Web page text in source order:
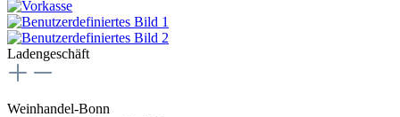
Ladengeschäft
Weinhandel-Bonn